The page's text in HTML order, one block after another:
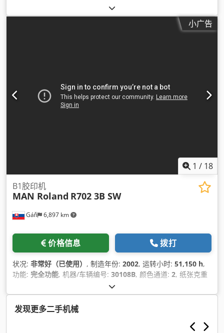
小广告
1 / 18
Gáň 6,897 km
B1胶印机
MAN Roland R702 3B SW
价格信息 拨打
状况: 非常好（已使用） , 制造年份: 2002, 运转小时: 51,150 h,
功能: 完全功能, 机器/车辆编号: 30108B, 颜色通道: 2, 纸张克重
, 最大纸张重量:
度（最小值）:430 毫米, 纸张宽度（最大）:1,050 毫米, 输入电
流:125 A, 输入电压:
发现更多二手机械